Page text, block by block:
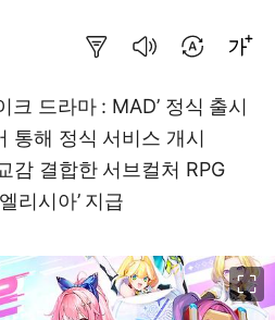
크 드라마 : MAD’ 정식 출시
통해 정식 서비스 개시
감 결합한 서브컬처 RPG
리시아’ 지급